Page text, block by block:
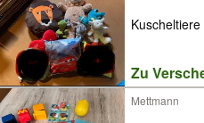
Zu
Mettmann